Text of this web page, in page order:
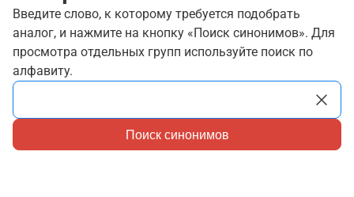
Введите слово, к которому требуется подобрать
аналог, и нажмите на кнопку «Поиск синонимов». Для
просмотра отдельных групп используйте поиск по
алфавиту.
Поиск синонимов